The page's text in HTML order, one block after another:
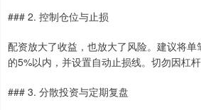
### 2. 控制仓位与止损
配资放大了收益，也放大了风险。建议将
的5%以内，并设置自动止损线。切勿因杠杆
### 3. 分散投资与定期复盘